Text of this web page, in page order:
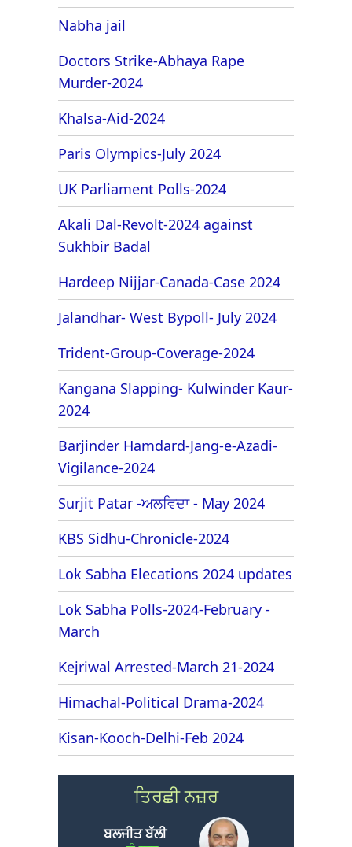
Nabha jail
Doctors Strike-Abhaya Rape
Murder-2024
Khalsa-Aid-2024
Paris Olympics-July 2024
UK Parliament Polls-2024
Akali Dal-Revolt-2024 against
Sukhbir Badal
Hardeep Nijjar-Canada-Case 2024
Jalandhar- West Bypoll- July 2024
Trident-Group-Coverage-2024
Kangana Slapping- Kulwinder Kaur-
2024
Barjinder Hamdard-Jang-e-Azadi-
Vigilance-2024
Surjit Patar -ਅਲਵਿਦਾ - May 2024
KBS Sidhu-Chronicle-2024
Lok Sabha Elecations 2024 updates
Lok Sabha Polls-2024-February -
March
Kejriwal Arrested-March 21-2024
Himachal-Political Drama-2024
Kisan-Kooch-Delhi-Feb 2024
ਤਿਰਛੀ ਨਜ਼ਰ
ਬਲਜੀਤ ਬੱਲੀ